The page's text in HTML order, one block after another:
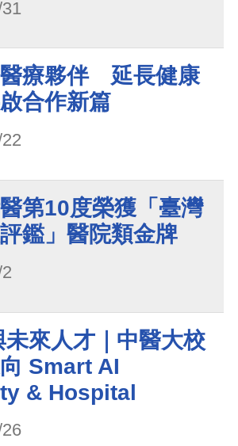
療夥伴 延長健康
合作新篇
第10度榮獲「臺灣
鑑」醫院類金牌
來人才｜中醫大校
Smart AI
& Hospital